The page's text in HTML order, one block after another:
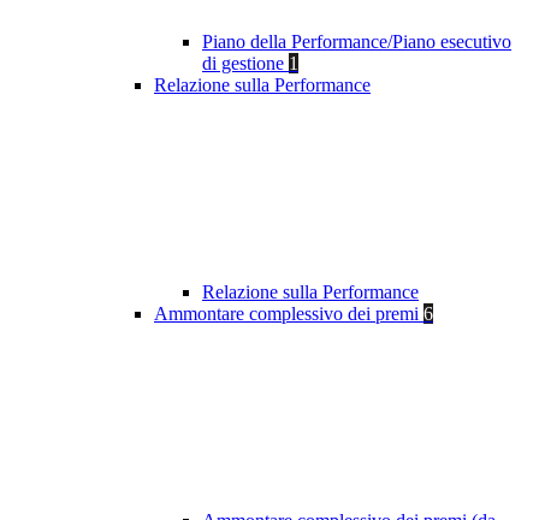
Piano della Performance/Piano esecutivo
di gestione 1
Relazione sulla Performance
Relazione sulla Performance
Ammontare complessivo dei premi 6